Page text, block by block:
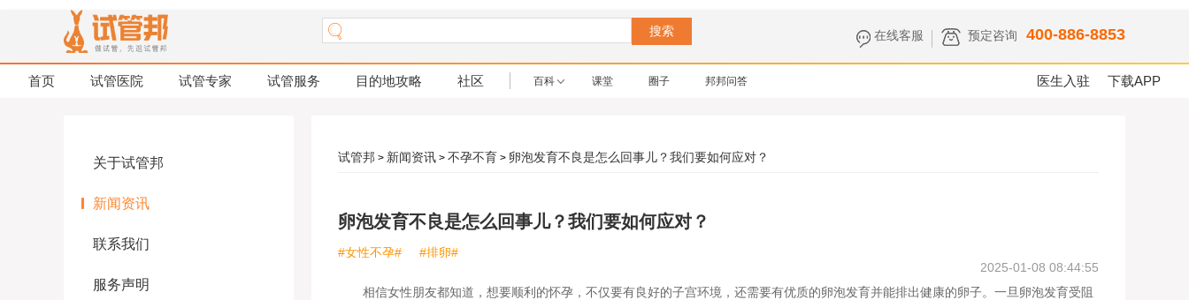
搜索 在线客服 预定咨询 400-886-8853
首页 试管医院 试管专家 试管服务 目的地攻略 社区 百科 课堂 圈子 邦邦问答 医生入驻 下载APP
关于试管邦
新闻资讯
联系我们
服务声明
试管邦 > 新闻资讯 > 不孕不育 > 卵泡发育不良是怎么回事儿？我们要如何应对？
卵泡发育不良是怎么回事儿？我们要如何应对？
#女性不孕#
#排卵#
2025-01-08 08:44:55
相信女性朋友都知道，想要顺利的怀孕，不仅要有良好的子宫环境，还需要有优质的卵泡发育并能排出健康的卵子。一旦卵泡发育受阻